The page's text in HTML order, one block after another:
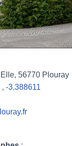
56770 Plouray
-3.388611